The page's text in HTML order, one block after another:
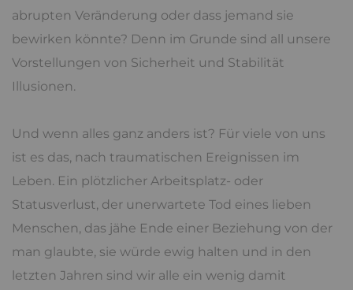
abrupten Veränderung oder dass jemand sie
bewirken könnte? Denn im Grunde sind all unsere
Vorstellungen von Sicherheit und Stabilität
Illusionen.
Und wenn alles ganz anders ist? Für viele von uns
ist es das, nach traumatischen Ereignissen im
Leben. Ein plötzlicher Arbeitsplatz- oder
Statusverlust, der unerwartete Tod eines lieben
Menschen, das jähe Ende einer Beziehung von der
man glaubte, sie würde ewig halten und in den
letzten Jahren sind wir alle ein wenig damit